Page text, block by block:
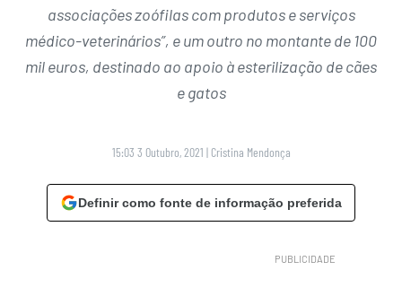
associações zoófilas com produtos e serviços
médico-veterinários”, e um outro no montante de 100
mil euros, destinado ao apoio à esterilização de cães
e gatos
15:03 3 Outubro, 2021 | Cristina Mendonça
Definir como fonte de informação preferida